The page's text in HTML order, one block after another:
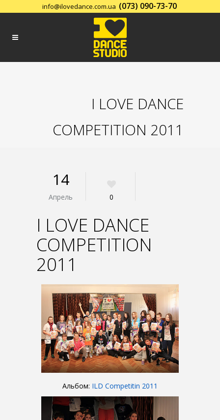
info@ilovedance.com.ua (073) 090-73-70
Заказать обратный звонок
I LOVE DANCE
COMPETITION 2011
14
Апрель 0
I LOVE DANCE
COMPETITION
2011
Альбом: ILD Competitin 2011